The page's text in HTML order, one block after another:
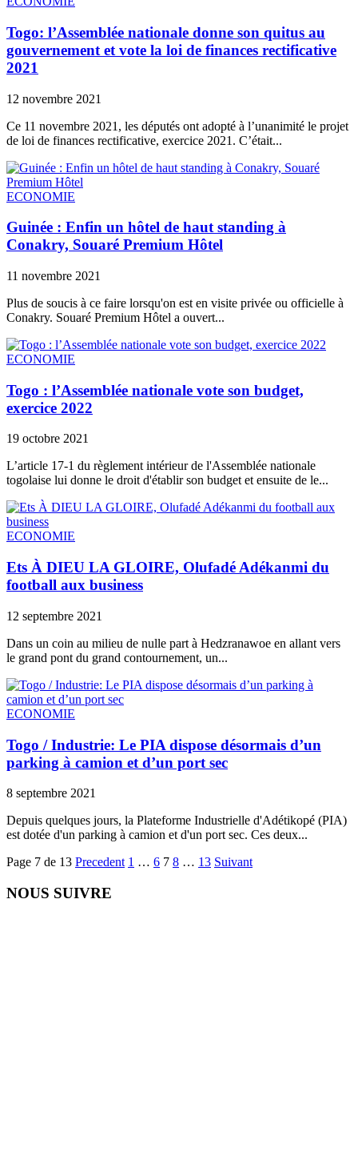
Togo: l’Assemblée nationale donne son quitus au
gouvernement et vote la loi de finances rectificative
2021
12 novembre 2021
Ce 11 novembre 2021, les députés ont adopté à l’unanimité le projet
de loi de finances rectificative, exercice 2021. C’était...
ECONOMIE
Guinée : Enfin un hôtel de haut standing à
Conakry, Souaré Premium Hôtel
11 novembre 2021
Plus de soucis à ce faire lorsqu'on est en visite privée ou officielle à
Conakry. Souaré Premium Hôtel a ouvert...
ECONOMIE
Togo : l’Assemblée nationale vote son budget,
exercice 2022
19 octobre 2021
L’article 17-1 du règlement intérieur de l'Assemblée nationale
togolaise lui donne le droit d'établir son budget et ensuite de le...
ECONOMIE
Ets À DIEU LA GLOIRE, Olufadé Adékanmi du
football aux business
12 septembre 2021
Dans un coin au milieu de nulle part à Hedzranawoe en allant vers
le grand pont du grand contournement, un...
ECONOMIE
Togo / Industrie: Le PIA dispose désormais d’un
parking à camion et d’un port sec
8 septembre 2021
Depuis quelques jours, la Plateforme Industrielle d'Adétikopé (PIA)
est dotée d'un parking à camion et d'un port sec. Ces deux...
Page 7 de 13 Precedent 1 … 6 7 8 … 13 Suivant
NOUS SUIVRE